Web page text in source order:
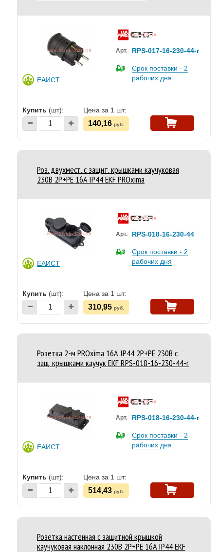
ЕАИСТ
Арт. RPS-017-16-230-44-r
Срок поставки - 2
рабочих дня
Купить (шт): Цена за 1 шт:
140,16 руб.
Роз. двухмест. с защит. крышками каучуковая
230В 2P+PE 16A IP44 EKF PROxima
ЕАИСТ
Арт. RPS-018-16-230-44
Срок поставки - 2
рабочих дня
Купить (шт): Цена за 1 шт:
310,95 руб.
Розетка 2-м PROxima 16А IP44 2P+PE 230В с
защ. крышками каучук EKF RPS-018-16-230-44-r
ЕАИСТ
Арт. RPS-018-16-230-44-r
Срок поставки - 2
рабочих дня
Купить (шт): Цена за 1 шт:
514,43 руб.
Розетка настенная с защитной крышкой
каучуковая наклонная 230В 2P+PE 16A IP44 EKF